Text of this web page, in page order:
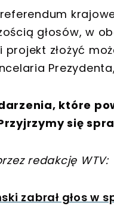
głosów, w
złożyć
które
się
redakcję WTV:
zabrał głos